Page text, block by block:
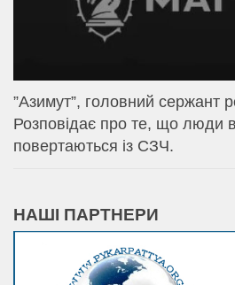
⁨”Азимут”, головний сержант
Розповідає про те, що люди
повертаються із СЗЧ.
НАШІ ПАРТНЕРИ